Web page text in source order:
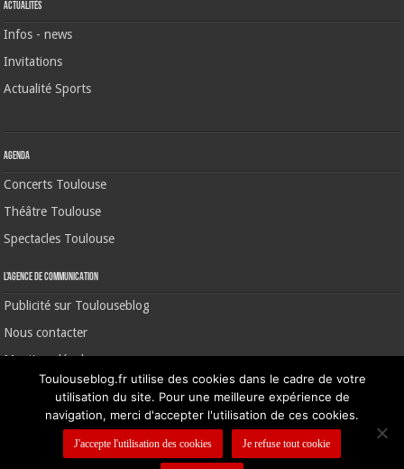
Actualités
Infos - news
Invitations
Actualité Sports
Agenda
Concerts Toulouse
Théâtre Toulouse
Spectacles Toulouse
L’agence de communication
Publicité sur Toulouseblog
Nous contacter
Mentions légales
©2006-2026 Toulouse Blog | CNIL N° 1391640
Toulouseblog.fr utilise des cookies dans le cadre de votre
utilisation du site. Pour une meilleure expérience de
navigation, merci d'accepter l'utilisation de ces cookies.
J'accepte l'utilisation des cookies Je refuse tout cookie